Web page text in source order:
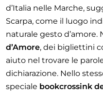
d’Italia nelle Marche,
Scarpa, come il luogo
naturale gesto d’amore.
d’Amore, dei bigliettini
aiuto nel trovare le
dichiarazione. Nello
speciale bookcrossink